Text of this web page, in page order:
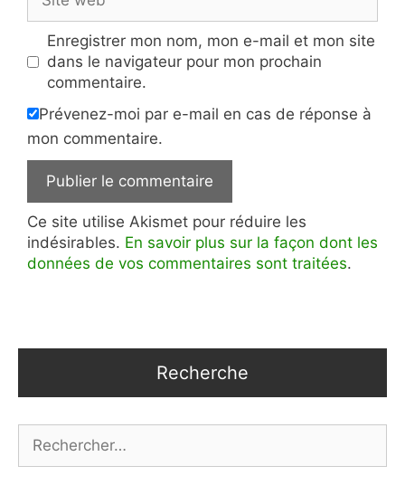
web
Enregistrer mon nom, mon e-mail et mon site
dans le navigateur pour mon prochain
commentaire.
Prévenez-moi par e-mail en cas de réponse à
mon commentaire.
Ce site utilise Akismet pour réduire les
indésirables. En savoir plus sur la façon dont les
données de vos commentaires sont traitées.
Recherche